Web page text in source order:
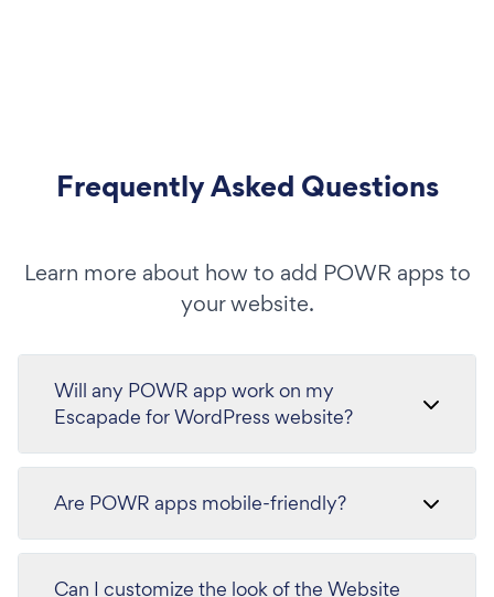
Frequently Asked Questions
Learn more about how to add POWR apps to
your website.
Will any POWR app work on my
Escapade for WordPress website?
Are POWR apps mobile-friendly?
Can I customize the look of the Website